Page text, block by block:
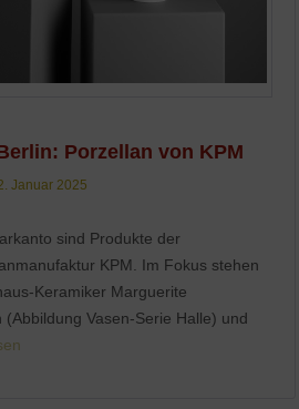
Porzellan von KPM
Januar 2025
sind Produkte der
KPM. Im Fokus stehen
Keramiker Marguerite
Vasen-Serie Halle) und